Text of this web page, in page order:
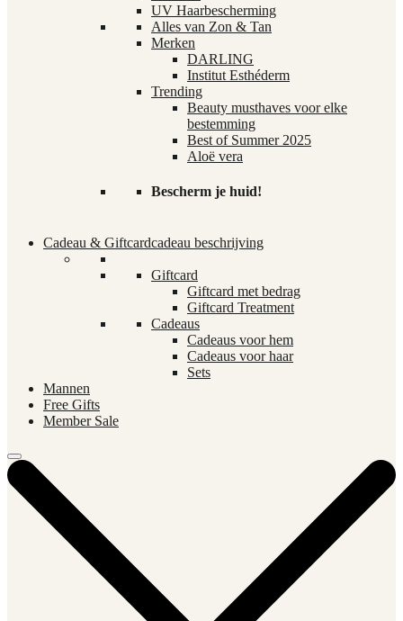
UV Haarbescherming
Alles van Zon & Tan
Merken
DARLING
Institut Esthéderm
Trending
Beauty musthaves voor elke
bestemming
Best of Summer 2025
Aloë vera
Bescherm je huid!
Cadeau & Giftcardcadeau beschrijving
Giftcard
Giftcard met bedrag
Giftcard Treatment
Cadeaus
Cadeaus voor hem
Cadeaus voor haar
Sets
Mannen
Free Gifts
Member Sale